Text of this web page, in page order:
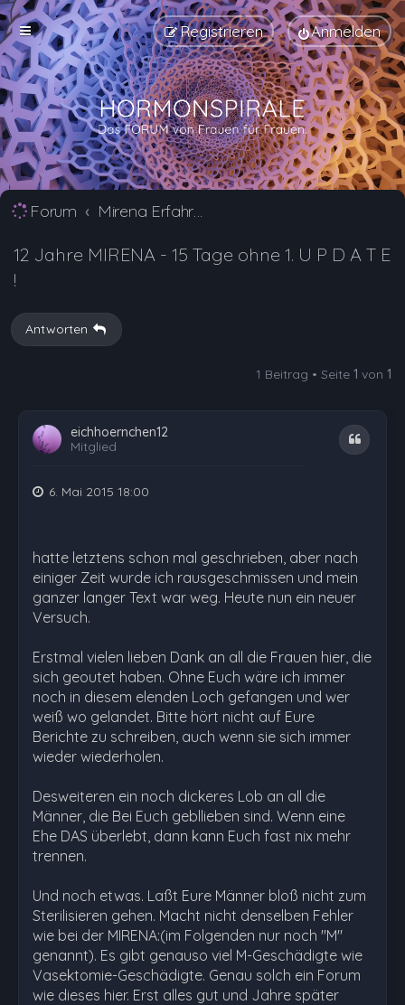
Anmelden
Registrieren
Forum Mirena Erfahrungsberichte und Nebenwirkungen
12 Jahre MIRENA - 15 Tage ohne 1. U P D A T E
!
Antworten
1 Beitrag • Seite 1 von 1
eichhoernchen12
Mitglied
Zitat
6. Mai 2015 18:00
hatte letztens schon mal geschrieben, aber nach
einiger Zeit wurde ich rausgeschmissen und mein
ganzer langer Text war weg. Heute nun ein neuer
Versuch.
Erstmal vielen lieben Dank an all die Frauen hier, die
sich geoutet haben. Ohne Euch wäre ich immer
noch in diesem elenden Loch gefangen und wer
weiß wo gelandet. Bitte hört nicht auf Eure
Berichte zu schreiben, auch wenn sie sich immer
wieder wiederholen.
Desweiteren ein noch dickeres Lob an all die
Männer, die Bei Euch gebllieben sind. Wenn eine
Ehe DAS überlebt, dann kann Euch fast nix mehr
trennen.
Und noch etwas. Laßt Eure Männer bloß nicht zum
Sterilisieren gehen. Macht nicht denselben Fehler
wie bei der MIRENA:(im Folgenden nur noch "M"
genannt). Es gibt genauso viel M-Geschädigte wie
Vasektomie-Geschädigte. Genau solch ein Forum
wie dieses hier. Erst alles gut und Jahre später